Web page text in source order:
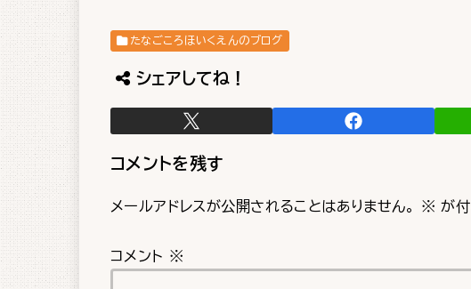
たなごころほいくえんのブログ
シェアしてね！
コメントを残す
メールアドレスが公開されることはありません。 ※ が
コメント ※